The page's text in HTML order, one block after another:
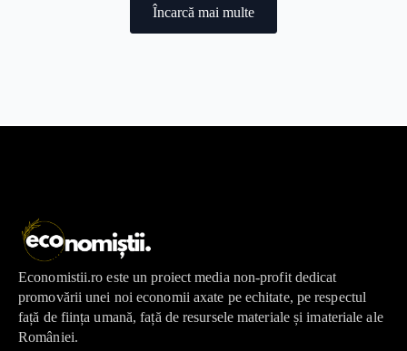
Încarcă mai multe
Economistii.ro este un proiect media non-profit dedicat
promovării unei noi economii axate pe echitate, pe respectul
față de ființa umană, față de resursele materiale și imateriale ale
României.